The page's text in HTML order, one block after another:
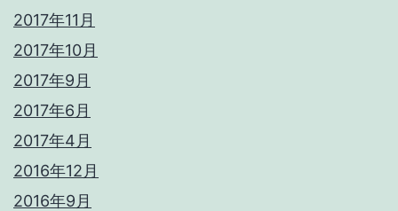
2017年11月
2017年10月
2017年9月
2017年6月
2017年4月
2016年12月
2016年9月